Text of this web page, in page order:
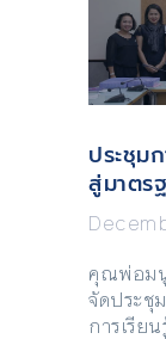
ประชุม
สู่มาตร
คุณพ่อม
จัดประชุ
การเรีย